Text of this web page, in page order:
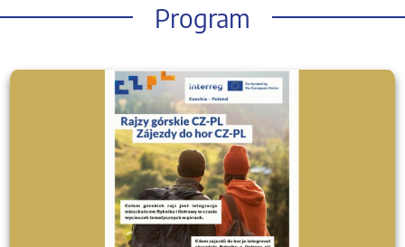
Program